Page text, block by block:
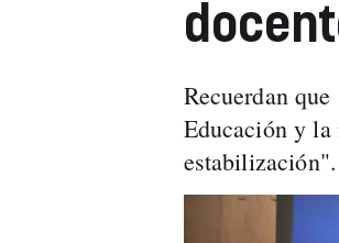
Recuerdan
Educación y
estabilización".